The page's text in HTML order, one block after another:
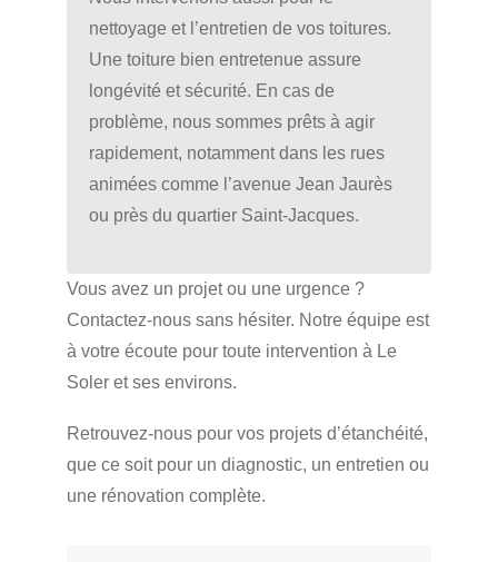
nettoyage et l’entretien de vos toitures.
Une toiture bien entretenue assure
longévité et sécurité. En cas de
problème, nous sommes prêts à agir
rapidement, notamment dans les rues
animées comme l’avenue Jean Jaurès
ou près du quartier Saint-Jacques.
Vous avez un projet ou une urgence ?
Contactez-nous sans hésiter. Notre équipe est
à votre écoute pour toute intervention à Le
Soler et ses environs.
Retrouvez-nous pour vos projets d’étanchéité,
que ce soit pour un diagnostic, un entretien ou
une rénovation complète.